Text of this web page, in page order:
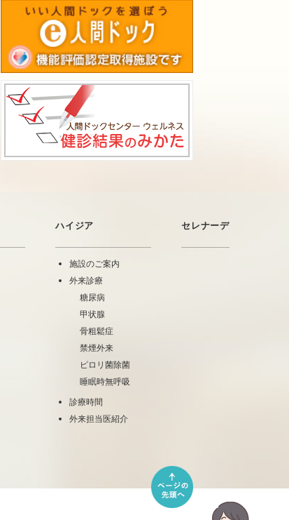
ハイジア
施設のご案内
外来診療
糖尿病
甲状腺
骨粗鬆症
禁煙外来
ピロリ菌除菌
睡眠時無呼吸
診療時間
外来担当医紹介
セレナーデ